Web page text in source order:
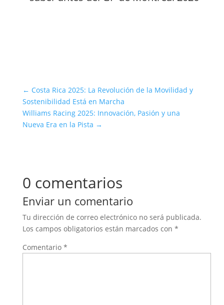
← Costa Rica 2025: La Revolución de la Movilidad y
Sostenibilidad Está en Marcha
Williams Racing 2025: Innovación, Pasión y una
Nueva Era en la Pista →
0 comentarios
Enviar un comentario
Tu dirección de correo electrónico no será publicada.
Los campos obligatorios están marcados con *
Comentario *